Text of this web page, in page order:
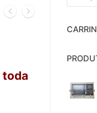
toda